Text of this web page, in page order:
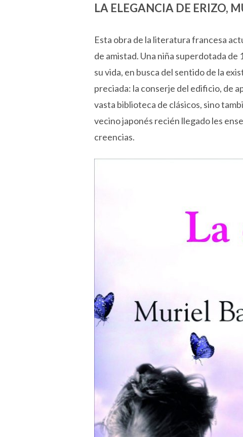
LA ELEGANCIA DE ERIZO,
Esta obra de la literatura francesa
de amistad. Una niña superdotada
su vida, en busca del sentido de la
preciada: la conserje del edificio, de
vasta biblioteca de clásicos, sino
vecino japonés recién llegado les
creencias.